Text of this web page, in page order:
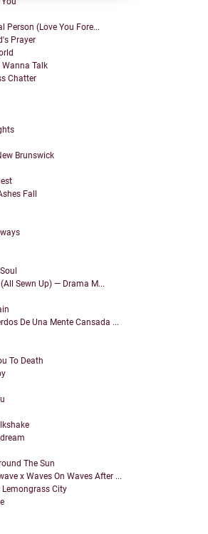
Person (Love You Fore...
Prayer
Wanna Talk
Chatter
Brunswick
Fall
Sewn Up) — Drama M...
De Una Mente Cansada ...
To Death
The Sun
x Waves On Waves After ...
Lemongrass City